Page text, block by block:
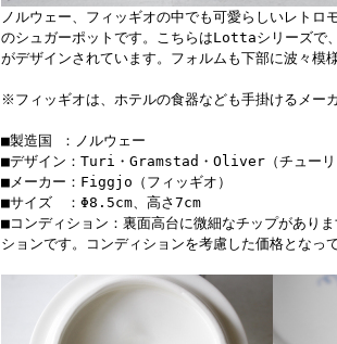
ノルウェー、フィッギオの中でも可愛らしいレト
のシュガーポットです。こちらはLottaシリーズで
がデザインされています。フォルムも下部に波々模
※フィッギオは、ホテルの食器なども手掛けるメー
■製造国 ：ノルウェー
■デザイン：Turi・Gramstad・Oliver（チューリ
■メーカー：Figgjo（フィッギオ）
■サイズ ：Φ8.5cm、高さ7cm
■コンディション：裏面高台に微細なチップがあり
ションです。コンディションを考慮した価格となっ